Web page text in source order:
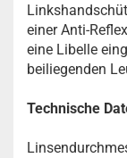
einer Anti-
eine Libelle
beiliegenden
Technische